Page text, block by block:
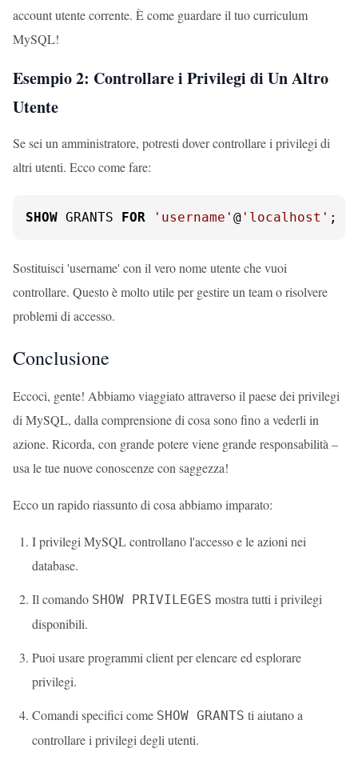
account utente corrente. È come guardare il tuo curriculum
MySQL!
Esempio 2: Controllare i Privilegi di Un Altro
Utente
Se sei un amministratore, potresti dover controllare i privilegi di
altri utenti. Ecco come fare:
SHOW GRANTS FOR 'username' @ 'localhost' ;
Sostituisci 'username' con il vero nome utente che vuoi
controllare. Questo è molto utile per gestire un team o risolvere
problemi di accesso.
Conclusione
Eccoci, gente! Abbiamo viaggiato attraverso il paese dei privilegi
di MySQL, dalla comprensione di cosa sono fino a vederli in
azione. Ricorda, con grande potere viene grande responsabilità –
usa le tue nuove conoscenze con saggezza!
Ecco un rapido riassunto di cosa abbiamo imparato:
I privilegi MySQL controllano l'accesso e le azioni nei
database.
Il comando SHOW PRIVILEGES mostra tutti i privilegi
disponibili.
Puoi usare programmi client per elencare ed esplorare
privilegi.
Comandi specifici come SHOW GRANTS ti aiutano a
controllare i privilegi degli utenti.